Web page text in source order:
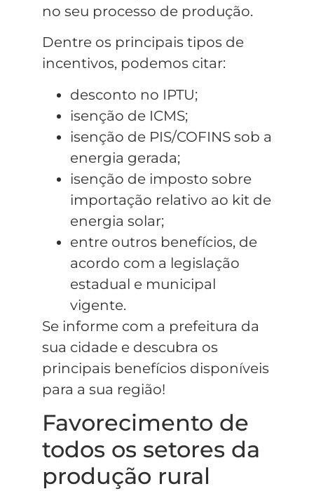
no seu processo de produção.
Dentre os principais tipos de
incentivos, podemos citar:
desconto no IPTU;
isenção de ICMS;
isenção de PIS/COFINS sob a
energia gerada;
isenção de imposto sobre
importação relativo ao kit de
energia solar;
entre outros benefícios, de
acordo com a legislação
estadual e municipal
vigente.
Se informe com a prefeitura da
sua cidade e descubra os
principais benefícios disponíveis
para a sua região!
Favorecimento de
todos os setores da
produção rural